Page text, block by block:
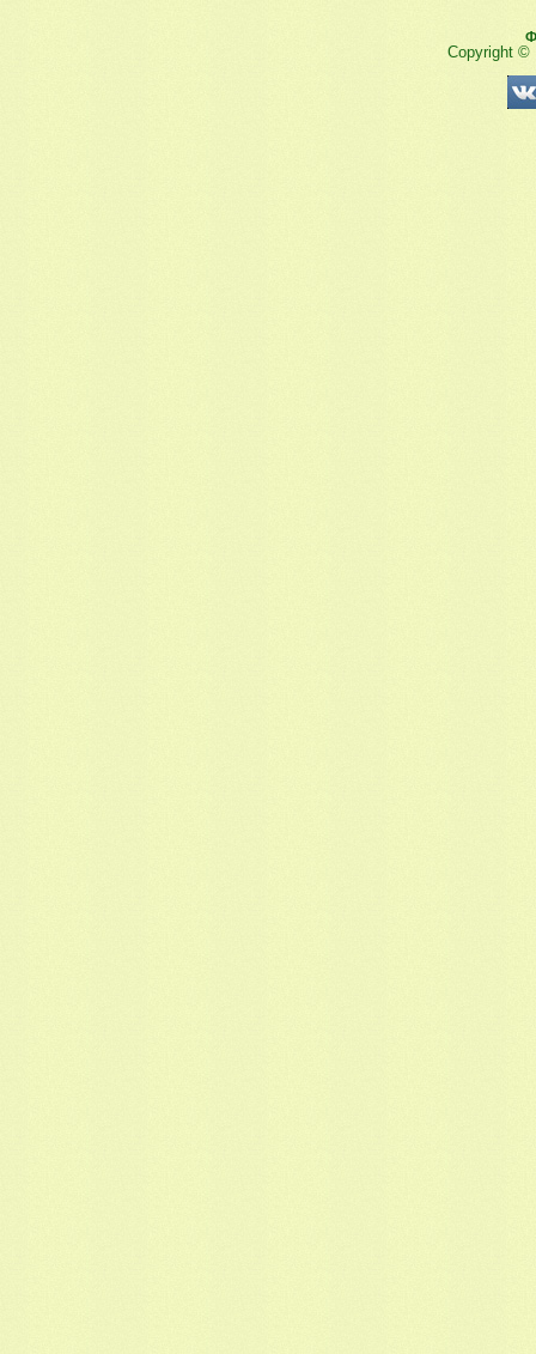
Copyright ©